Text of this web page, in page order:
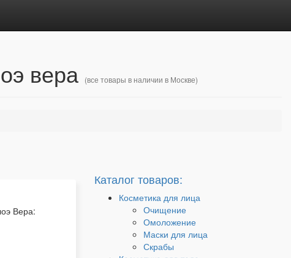
вера (все товары в наличии в Москве)
Вера:
Каталог товаров:
Косметика для лица
Очищение
Омоложение
Маски для лица
Скрабы